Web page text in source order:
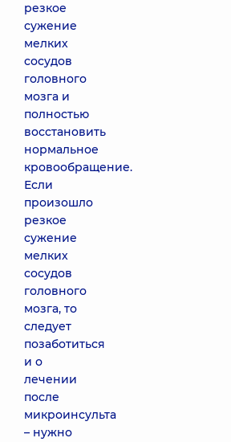
резкое
сужение
мелких
сосудов
головного
мозга и
полностью
восстановить
нормальное
кровообращение.
Если
произошло
резкое
сужение
мелких
сосудов
головного
мозга, то
следует
позаботиться
и о
лечении
после
микроинсульта
– нужно